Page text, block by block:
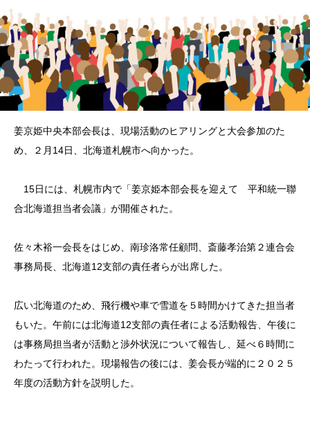
姜京姫中央本部会長は、現場活動のヒアリングと大会参加のた
め、２月14日、北海道札幌市へ向かった。
15日には、札幌市内で「姜京姫本部会長を迎えて 平和統一聯
合北海道担当者会議」が開催された。
佐々木裕一会長をはじめ、南珍洛常任顧問、斎藤孝治第２連合会
事務局長、北海道12支部の責任者らが出席した。
広い北海道のため、飛行機や車で雪道を５時間かけてきた担当者
もいた。午前には北海道12支部の責任者による活動報告、午後に
は事務局担当者が活動と渉外状況について報告し、延べ６時間に
わたって行われた。現場報告の後には、姜会長が端的に２０２５
年度の活動方針を説明した。